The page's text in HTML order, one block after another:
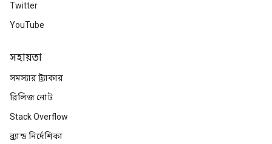
Twitter
YouTube
সহায়তা
সমস্যার ট্র্যাকার
রিলিজ নোট
Stack Overflow
ব্র্যান্ড নির্দেশিকা